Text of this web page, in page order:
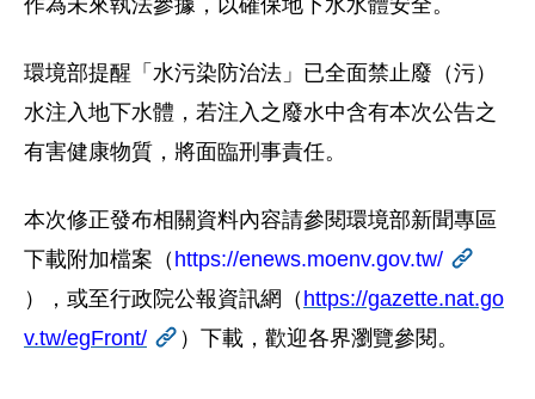
作為未來執法參據，以確保地下水水體安全。
環境部提醒「水污染防治法」已全面禁止廢（污）
水注入地下水體，若注入之廢水中含有本次公告之
有害健康物質，將面臨刑事責任。
本次修正發布相關資料內容請參閱環境部新聞專區
下載附加檔案（ https://enews.moenv.gov.tw/
），或至行政院公報資訊網（ https://gazette.nat.go
v.tw/egFront/
）下載，歡迎各界瀏覽參閱。